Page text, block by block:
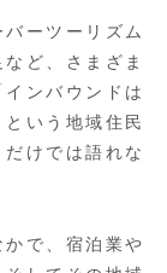
ーツーリズム
ど、さまざま
ンバウンドは
いう地域住民
けでは語れな
で、宿泊業や